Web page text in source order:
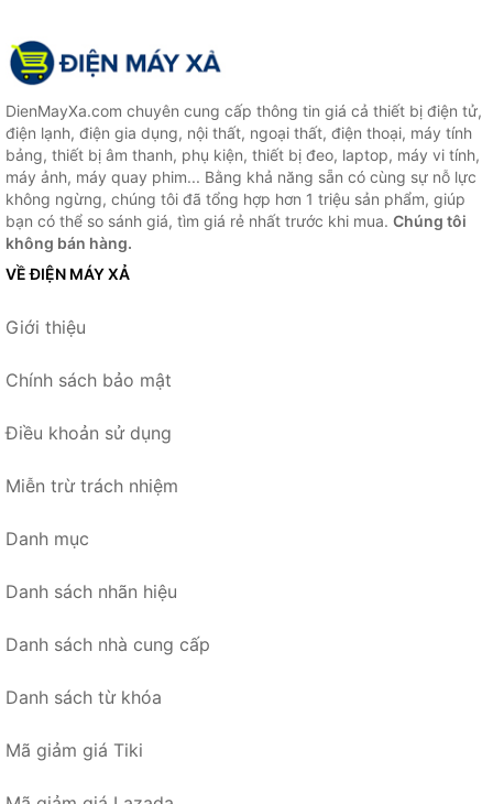
DienMayXa.com chuyên cung cấp thông tin giá cả thiết bị điện tử,
điện lạnh, điện gia dụng, nội thất, ngoại thất, điện thoại, máy tính
bảng, thiết bị âm thanh, phụ kiện, thiết bị đeo, laptop, máy vi tính,
máy ảnh, máy quay phim... Bằng khả năng sẵn có cùng sự nỗ lực
không ngừng, chúng tôi đã tổng hợp hơn 1 triệu sản phẩm, giúp
bạn có thể so sánh giá, tìm giá rẻ nhất trước khi mua. Chúng tôi
không bán hàng.
VỀ ĐIỆN MÁY XẢ
Giới thiệu
Chính sách bảo mật
Điều khoản sử dụng
Miễn trừ trách nhiệm
Danh mục
Danh sách nhãn hiệu
Danh sách nhà cung cấp
Danh sách từ khóa
Mã giảm giá Tiki